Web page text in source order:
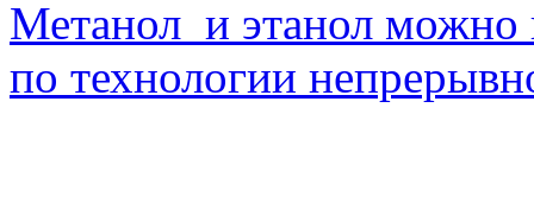
Метанол и этанол можно
по технологии